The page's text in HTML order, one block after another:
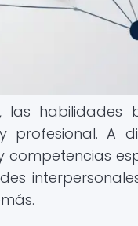
las habilidades
A
competencias